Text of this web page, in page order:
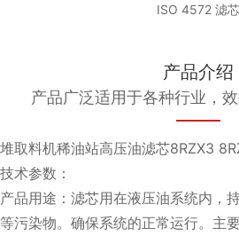
ISO 4572 滤芯
产品介绍
产品广泛适用于各种行业，
堆取料机稀油站高压油滤芯8RZX3
技术参数：
产品用途：滤芯用在液压油系统内，
等污染物。确保系统的正常运行。主